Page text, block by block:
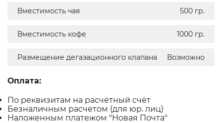
Вместимость чая 500 гр.
Вместимость кофе 1000 гр.
Размещение дегазационного клапана Возможно
Оплата:
По реквизитам на расчётный счёт
Безналичным расчетом (для юр. лиц)
Наложенным платежом "Новая Почта"